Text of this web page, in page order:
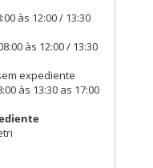
às 12:00 / 13:30
às 12:00 / 13:30
expediente
às 13:30 as 17:00